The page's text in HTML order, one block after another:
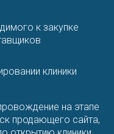
к закупке
клиники
на этапе
продающего сайта,